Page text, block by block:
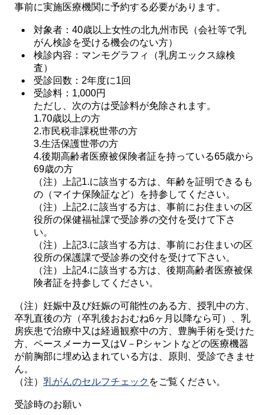
事前に実施医療機関に予約する必要があります。
対象者：40歳以上女性の北九州市民（会社等で乳
がん検診を受ける機会のない方）
検診内容：マンモグラフィ（乳房エックス線検
査）
受診回数：2年度に1回
受診料：1,000円
ただし、次の方は受診料が免除されます。
1.70歳以上の方
2.市民税非課税世帯の方
3.生活保護世帯の方
4.後期高齢者医療被保険者証を持っている65歳から
69歳の方
（注）上記1.に該当する方は、年齢を証明できるも
の（マイナ保険証など）を持参してください。
（注）上記2.に該当する方は、事前にお住まいの区
役所の保健福祉課で受診券の交付を受けて下さ
い。
（注）上記3.に該当する方は、事前にお住まいの区
役所の保護課で受診券の交付を受けて下さい。
（注）上記4.に該当する方は、後期高齢者医療被保
険者証を持参してください。
（注）妊娠中及び妊娠の可能性のある方、授乳中の方、
卒乳直後の方（卒乳後おおむね6ヶ月以降なら可）、乳
房疾患で治療中又は経過観察中の方、豊胸手術を受けた
方、ペースメーカー又はV－Pシャントなどの医療機器
が前胸部に埋め込まれている方は、原則、受診できませ
ん。
（注） 乳がんのセルフチェック をご覧ください。
受診時のお願い